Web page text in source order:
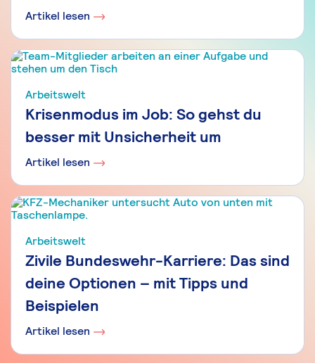
Artikel lesen
Arbeitswelt
Krisenmodus im Job: So gehst du
besser mit Unsicherheit um
Artikel lesen
Arbeitswelt
Zivile Bundeswehr-Karriere: Das sind
deine Optionen – mit Tipps und
Beispielen
Artikel lesen